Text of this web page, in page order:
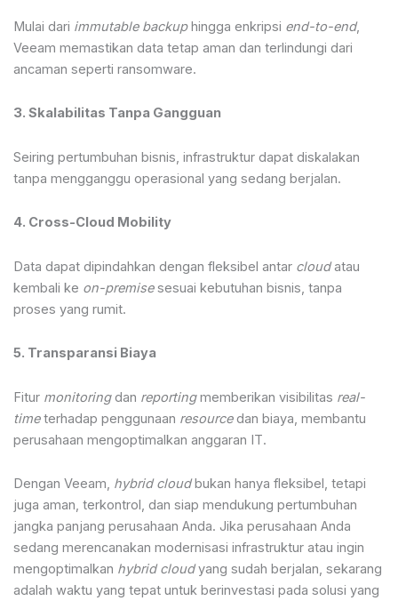
Mulai dari immutable backuphingga enkripsi end-to-end,
Veeam memastikan data tetap aman dan terlindungi dari
ancaman seperti ransomware.
3. Skalabilitas Tanpa Gangguan
Seiring pertumbuhan bisnis, infrastruktur dapat diskalakan
tanpa mengganggu operasional yang sedang berjalan.
4. Cross-Cloud Mobility
Data dapat dipindahkan dengan fleksibel antar cloudatau
kembali ke on-premisesesuai kebutuhan bisnis, tanpa
proses yang rumit.
5. Transparansi Biaya
Fitur monitoringdan reportingmemberikan visibilitas real-
timeterhadap penggunaan resourcedan biaya, membantu
perusahaan mengoptimalkan anggaran IT.
Dengan Veeam, hybrid cloudbukan hanya fleksibel, tetapi
juga aman, terkontrol, dan siap mendukung pertumbuhan
jangka panjang perusahaan Anda. Jika perusahaan Anda
sedang merencanakan modernisasi infrastruktur atau ingin
mengoptimalkan hybrid cloudyang sudah berjalan, sekarang
adalah waktu yang tepat untuk berinvestasi pada solusi yang